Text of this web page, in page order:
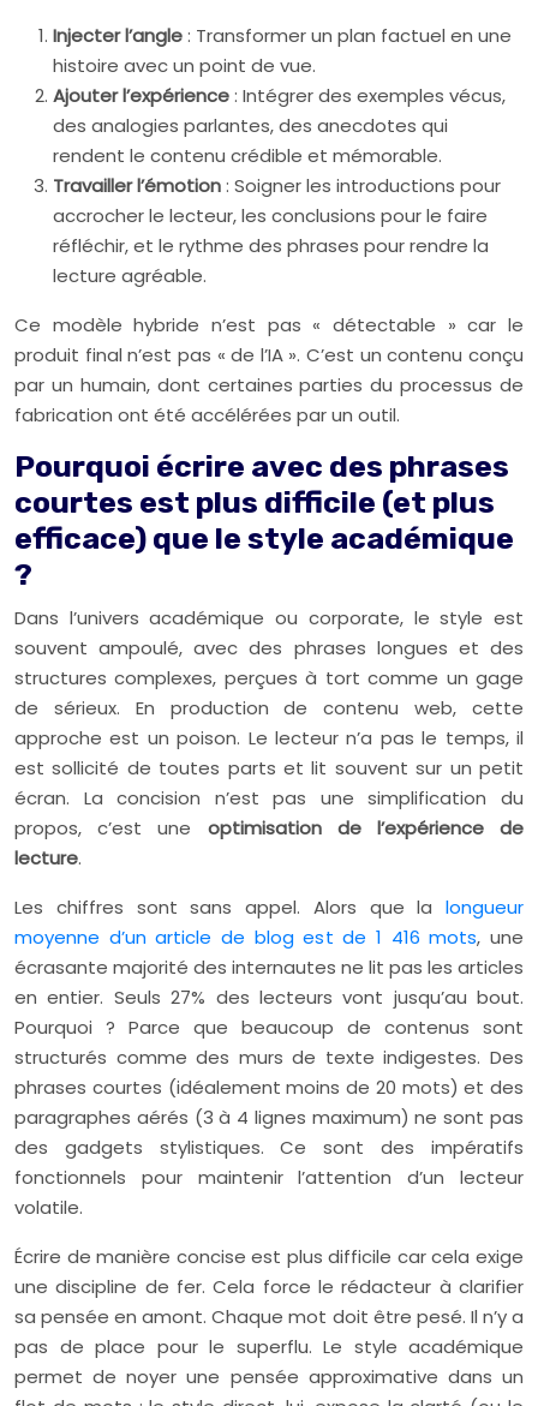
Injecter l’angle: Transformer un plan factuel en une
histoire avec un point de vue.
Ajouter l’expérience: Intégrer des exemples vécus,
des analogies parlantes, des anecdotes qui
rendent le contenu crédible et mémorable.
Travailler l’émotion: Soigner les introductions pour
accrocher le lecteur, les conclusions pour le faire
réfléchir, et le rythme des phrases pour rendre la
lecture agréable.
Ce modèle hybride n’est pas « détectable » car le
produit final n’est pas « de l’IA ». C’est un contenu conçu
par un humain, dont certaines parties du processus de
fabrication ont été accélérées par un outil.
Pourquoi écrire avec des phrases
courtes est plus difficile (et plus
efficace) que le style académique
?
Dans l’univers académique ou corporate, le style est
souvent ampoulé, avec des phrases longues et des
structures complexes, perçues à tort comme un gage
de sérieux. En production de contenu web, cette
approche est un poison. Le lecteur n’a pas le temps, il
est sollicité de toutes parts et lit souvent sur un petit
écran. La concision n’est pas une simplification du
propos, c’est une optimisation de l’expérience de
lecture.
Les chiffres sont sans appel. Alors que la longueur
moyenne d’un article de blog est de 1 416 mots, une
écrasante majorité des internautes ne lit pas les articles
en entier. Seuls 27% des lecteurs vont jusqu’au bout.
Pourquoi ? Parce que beaucoup de contenus sont
structurés comme des murs de texte indigestes. Des
phrases courtes (idéalement moins de 20 mots) et des
paragraphes aérés (3 à 4 lignes maximum) ne sont pas
des gadgets stylistiques. Ce sont des impératifs
fonctionnels pour maintenir l’attention d’un lecteur
volatile.
Écrire de manière concise est plus difficile car cela exige
une discipline de fer. Cela force le rédacteur à clarifier
sa pensée en amont. Chaque mot doit être pesé. Il n’y a
pas de place pour le superflu. Le style académique
permet de noyer une pensée approximative dans un